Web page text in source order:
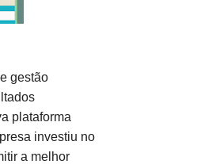
gestão
plataforma
investiu no
a melhor